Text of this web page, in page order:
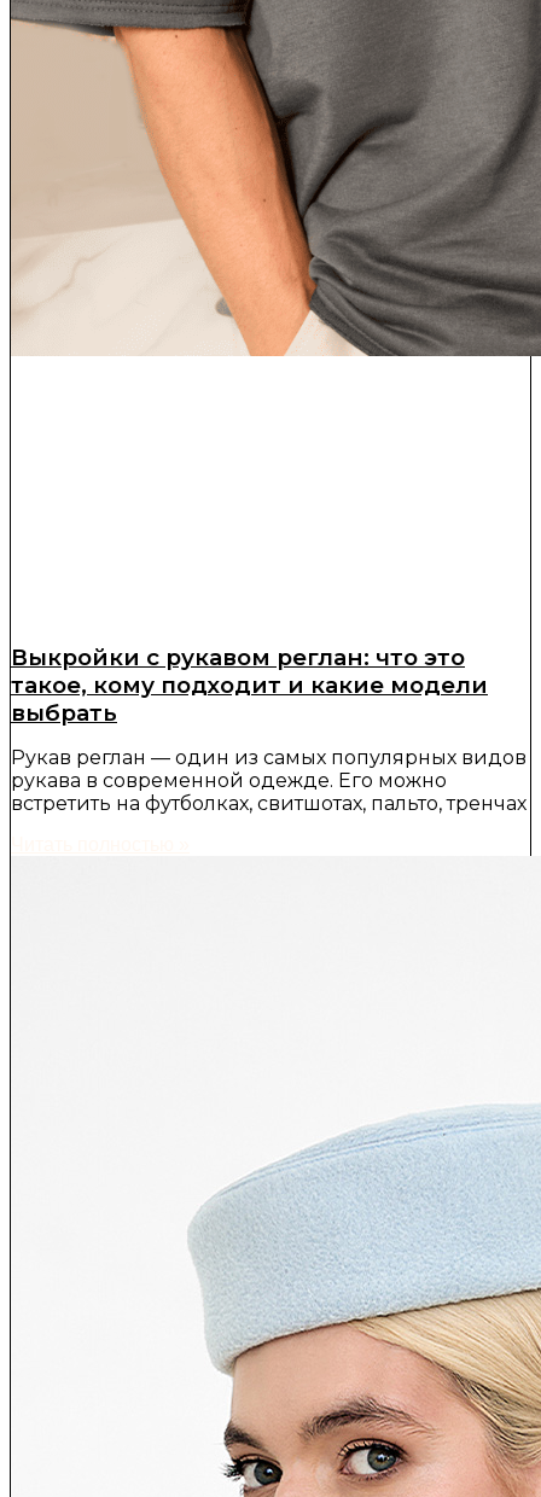
Выкройки с рукавом реглан: что это
такое, кому подходит и какие модели
выбрать
Рукав реглан — один из самых популярных видов
рукава в современной одежде. Его можно
встретить на футболках, свитшотах, пальто, тренчах